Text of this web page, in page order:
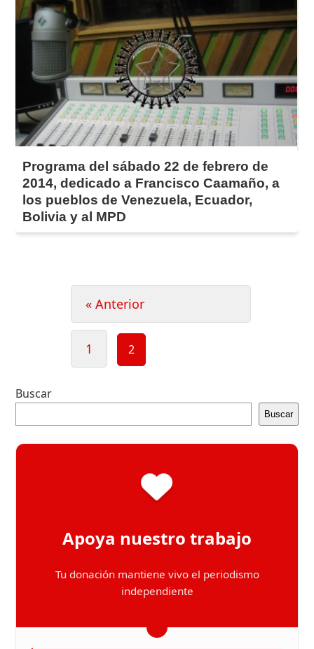
Programa del sábado 22 de febrero de
2014, dedicado a Francisco Caamaño, a
los pueblos de Venezuela, Ecuador,
Bolivia y al MPD
de
« Anterior
1 2
Buscar
Buscar
Apoya nuestro trabajo
Tu donación mantiene vivo el periodismo
independiente